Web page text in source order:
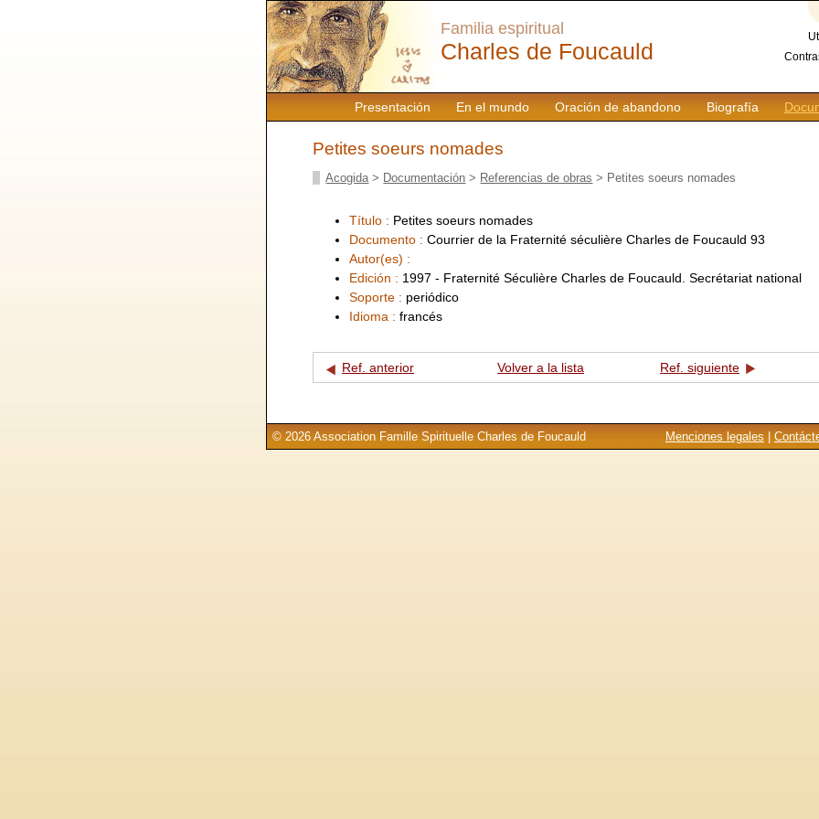
Presentación En el mundo Oración de abandono Biografía
Familia espiritual
Charles de Foucauld
Petites soeurs nomades
Acogida > Documentación > Referencias de obras > Petites soeurs nomades
Título : Petites soeurs nomades
Documento : Courrier de la Fraternité séculière Charles de Foucauld 93
Autor(es) :
Edición : 1997 - Fraternité Séculière Charles de Foucauld. Secrétariat national
Soporte : periódico
Idioma : francés
Ref. anterior Volver a la lista Ref. siguiente
Menciones legales
© 2026 Association Famille Spirituelle Charles de Foucauld